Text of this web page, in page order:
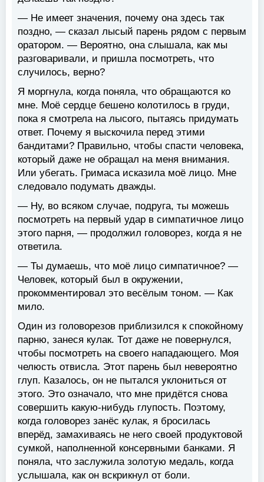
— Не имеет значения, почему она здесь так
поздно, — сказал лысый парень рядом с первым
оратором. — Вероятно, она слышала, как мы
разговаривали, и пришла посмотреть, что
случилось, верно?
Я моргнула, когда поняла, что обращаются ко
мне. Моё сердце бешено колотилось в груди,
пока я смотрела на лысого, пытаясь придумать
ответ. Почему я выскочила перед этими
бандитами? Правильно, чтобы спасти человека,
который даже не обращал на меня внимания.
Или убегать. Гримаса исказила моё лицо. Мне
следовало подумать дважды.
— Ну, во всяком случае, подруга, ты можешь
посмотреть на первый удар в симпатичное лицо
этого парня, — продолжил головорез, когда я не
ответила.
— Ты думаешь, что моё лицо симпатичное? —
Человек, который был в окружении,
прокомментировал это весёлым тоном. — Как
мило.
Один из головорезов приблизился к спокойному
парню, занеся кулак. Тот даже не повернулся,
чтобы посмотреть на своего нападающего. Моя
челюсть отвисла. Этот парень был невероятно
глуп. Казалось, он не пытался уклониться от
этого. Это означало, что мне придётся снова
совершить какую-нибудь глупость. Поэтому,
когда головорез занёс кулак, я бросилась
вперёд, замахиваясь не него своей продуктовой
сумкой, наполненной консервными банками. Я
поняла, что заслужила золотую медаль, когда
услышала, как он вскрикнул от боли.